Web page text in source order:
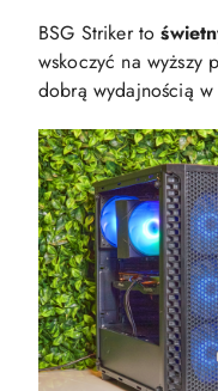
BSG Striker to
wskoczyć na wyższy
dobrą wydajnością w